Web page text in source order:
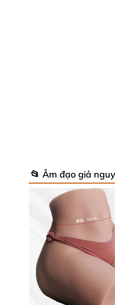
Thông số kỹ
Tên sản
Mã sản
Thể loại: Đồ
Tính năng:
📂 Âm đạo giả